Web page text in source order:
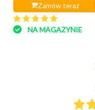
Zamów teraz
NA MAGAZYNIE